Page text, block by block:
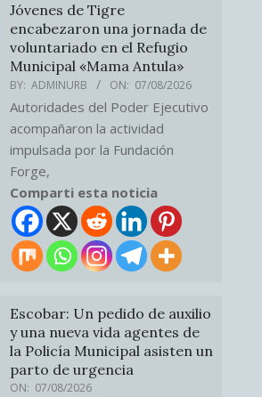
Jóvenes de Tigre
encabezaron una jornada de
voluntariado en el Refugio
Municipal «Mama Antula»
BY: ADMINURB ON: 07/08/2026
Autoridades del Poder Ejecutivo
acompañaron la actividad
impulsada por la Fundación
Forge,
Comparti esta noticia
Escobar: Un pedido de auxilio
y una nueva vida agentes de
la Policía Municipal asisten un
parto de urgencia
ON: 07/08/2026